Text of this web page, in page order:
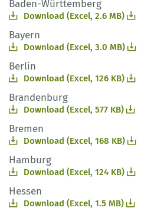
Baden-Württemberg
Download (Excel, 2.6 MB)
Bayern
Download (Excel, 3.0 MB)
Berlin
Download (Excel, 126 KB)
Brandenburg
Download (Excel, 577 KB)
Bremen
Download (Excel, 168 KB)
Hamburg
Download (Excel, 124 KB)
Hessen
Download (Excel, 1.5 MB)